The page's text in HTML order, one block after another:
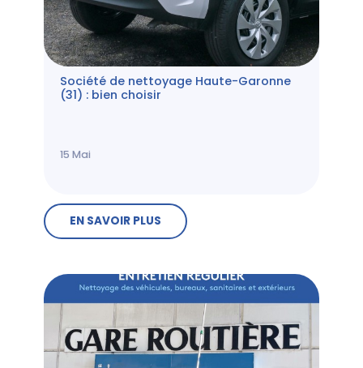
Société de nettoyage Haute-Garonne
(31) : bien choisir
15 Mai
EN SAVOIR PLUS